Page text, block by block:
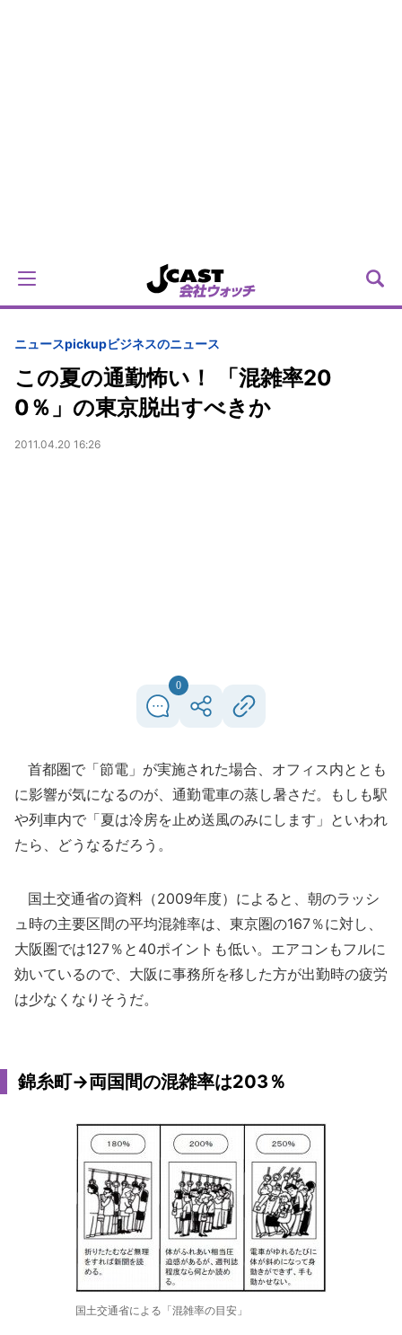
ニュースpickupビジネスのニュース
この夏の通勤怖い！ 「混雑率20
0％」の東京脱出すべきか
2011.04.20 16:26
0
首都圏で「節電」が実施された場合、オフィス内ととも
に影響が気になるのが、通勤電車の蒸し暑さだ。もしも駅
や列車内で「夏は冷房を止め送風のみにします」といわれ
たら、どうなるだろう。
国土交通省の資料（2009年度）によると、朝のラッシ
ュ時の主要区間の平均混雑率は、東京圏の167％に対し、
大阪圏では127％と40ポイントも低い。エアコンもフルに
効いているので、大阪に事務所を移した方が出勤時の疲労
は少なくなりそうだ。
錦糸町→両国間の混雑率は203％
国土交通省による「混雑率の目安」